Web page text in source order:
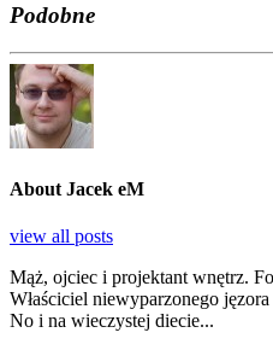
Podobne
About Jacek eM
view all posts
Mąż, ojciec i projektant wnętrz.
Właściciel niewyparzonego
No i na wieczystej diecie...